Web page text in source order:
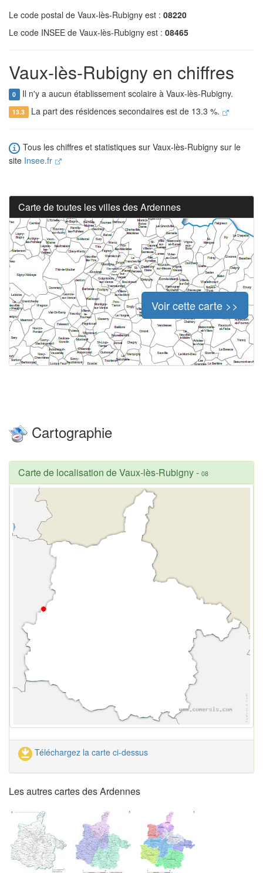
Le code postal de Vaux-lès-Rubigny est : 08220
Le code INSEE de Vaux-lès-Rubigny est : 08465
Vaux-lès-Rubigny en chiffres
0 Il n'y a aucun établissement scolaire à Vaux-lès-Rubigny.
13.3 La part des résidences secondaires est de 13.3 %.
Tous les chiffres et statistiques sur Vaux-lès-Rubigny sur le
site Insee.fr
Carte de toutes les villes des Ardennes
Voir cette carte >>
Cartographie
Carte de localisation de Vaux-lès-Rubigny- 08
Téléchargez la carte ci-dessus
Les autres cartes des Ardennes